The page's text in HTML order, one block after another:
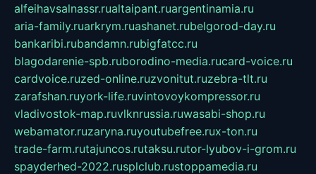
alfeihavsalnassr.rualtaipant.ruargentinamia.ru
aria-family.ruarkrym.ruashanet.rubelgorod-day.ru
bankaribi.rubandamn.rubigfatcc.ru
blagodarenie-spb.ruborodino-media.rucard-voice.ru
cardvoice.ruzed-online.ruzvonitut.ruzebra-tlt.ru
zarafshan.ruyork-life.ruvintovoykompressor.ru
vladivostok-map.ruvlknrussia.ruwasabi-shop.ru
webamator.ruzaryna.ruyoutubefree.rux-ton.ru
trade-farm.rutajuncos.rutaksu.rutor-lyubov-i-grom.ru
spayderhed-2022.rusplclub.rustoppamedia.ru